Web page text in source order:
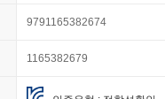
9791165382674
1165382679